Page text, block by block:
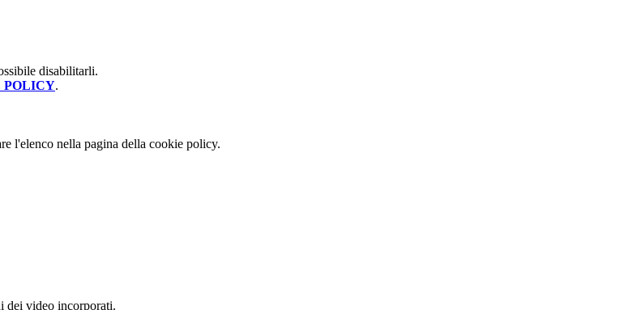
disabilitarli.
POLICY.
l'elenco nella pagina della cookie policy.
dei video incorporati.